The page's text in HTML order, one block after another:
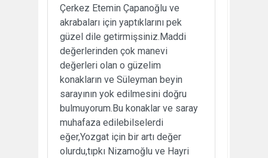
Çerkez Etemin Çapanoğlu ve
akrabaları için yaptıklarını pek
güzel dile getirmişsiniz.Maddi
değerlerinden çok manevi
değerleri olan o güzelim
konakların ve Süleyman beyin
sarayının yok edilmesini doğru
bulmuyorum.Bu konaklar ve saray
muhafaza edilebilselerdi
eğer,Yozgat için bir artı değer
olurdu,tıpkı Nizamoğlu ve Hayri